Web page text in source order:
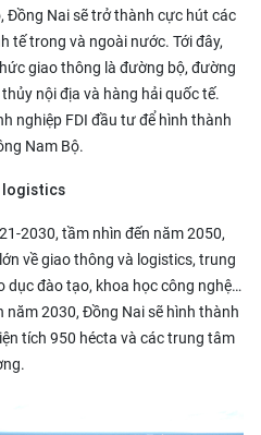
Đồng Nai sẽ trở thành cực hút các
tế trong và ngoài nước. Tới đây,
giao thông là đường bộ, đường
nội địa và hàng hải quốc tế.
nghiệp FDI đầu tư để hình thành
Nam Bộ.
logistics
2030, tầm nhìn đến năm 2050,
về giao thông và logistics, trung
dục đào tạo, khoa học công nghệ…
2030, Đồng Nai sẽ hình thành
tích 950 hécta và các trung tâm